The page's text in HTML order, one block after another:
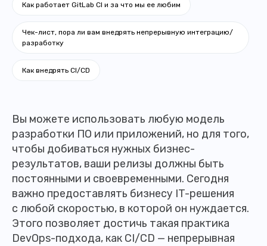
Как работает GitLab CI и за что мы ее любим
Чек-лист, пора ли вам внедрять непрерывную интеграцию/
разработку
Как внедрять CI/CD
Вы можете использовать любую модель
разработки ПО или приложений, но для того,
чтобы добиваться нужных бизнес-
результатов, ваши релизы должны быть
постоянными и своевременными. Сегодня
важно предоставлять бизнесу IT-решения
с любой скоростью, в которой он нуждается.
Этого позволяет достичь такая практика
DevOps-подхода, как CI/CD — непрерывная